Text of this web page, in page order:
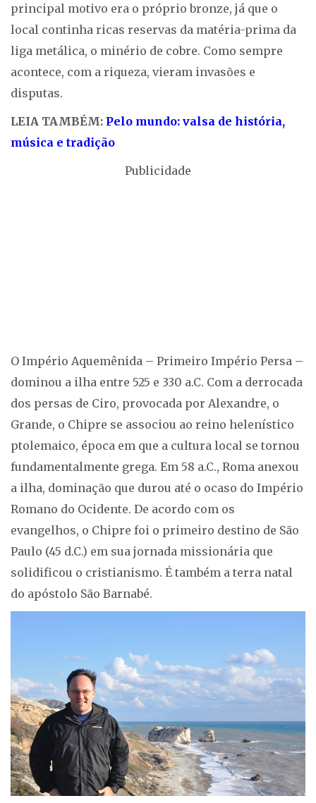
principal motivo era o próprio bronze, já que o
local continha ricas reservas da matéria-prima da
liga metálica, o minério de cobre. Como sempre
acontece, com a riqueza, vieram invasões e
disputas.
LEIA TAMBÉM: Pelo mundo: valsa de história,
música e tradição
Publicidade
O Império Aquemênida – Primeiro Império Persa –
dominou a ilha entre 525 e 330 a.C. Com a derrocada
dos persas de Ciro, provocada por Alexandre, o
Grande, o Chipre se associou ao reino helenístico
ptolemaico, época em que a cultura local se tornou
fundamentalmente grega. Em 58 a.C., Roma anexou
a ilha, dominação que durou até o ocaso do Império
Romano do Ocidente. De acordo com os
evangelhos, o Chipre foi o primeiro destino de São
Paulo (45 d.C.) em sua jornada missionária que
solidificou o cristianismo. É também a terra natal
do apóstolo São Barnabé.